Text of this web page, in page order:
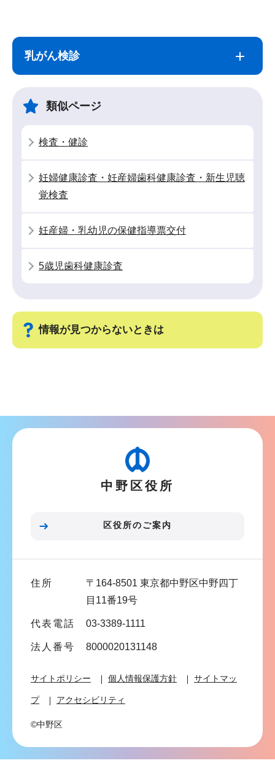
こ
乳がん検診
類似ページ
検査・健診
妊婦健康診査・妊産婦歯科健康診査・新生児聴
覚検査
妊産婦・乳幼児の保健指導票交付
5歳児歯科健康診査
情報が見つからないときは
ゲ
ま
中野区役所
区役所のご案内
住所
〒164-8501 東京都中野区中野四丁
目11番19号
代表電話 03-3389-1111
法人番号 8000020131148
サイトポリシー 個人情報保護方針 サイトマッ
プ アクセシビリティ
©中野区